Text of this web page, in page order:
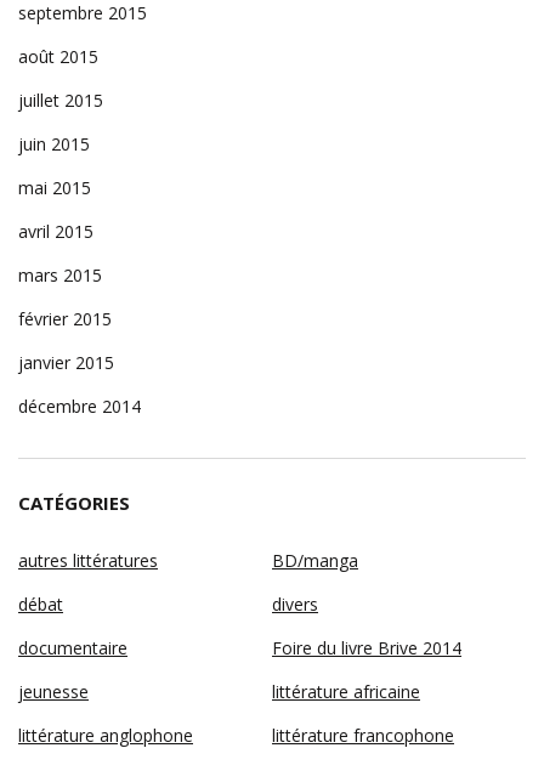
septembre 2015
août 2015
juillet 2015
juin 2015
mai 2015
avril 2015
mars 2015
février 2015
janvier 2015
décembre 2014
CATÉGORIES
autres littératures
BD/manga
débat
divers
documentaire
Foire du livre Brive 2014
jeunesse
littérature africaine
littérature anglophone
littérature francophone